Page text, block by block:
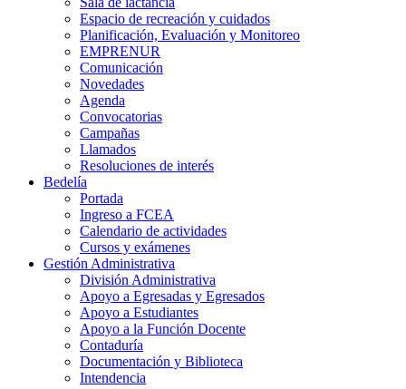
Espacio de recreación y cuidados
Planificación, Evaluación y Monitoreo
EMPRENUR
Comunicación
Novedades
Agenda
Convocatorias
Campañas
Llamados
Resoluciones de interés
Bedelía
Portada
Ingreso a FCEA
Calendario de actividades
Cursos y exámenes
Gestión Administrativa
División Administrativa
Apoyo a Egresadas y Egresados
Apoyo a Estudiantes
Apoyo a la Función Docente
Contaduría
Documentación y Biblioteca
Intendencia